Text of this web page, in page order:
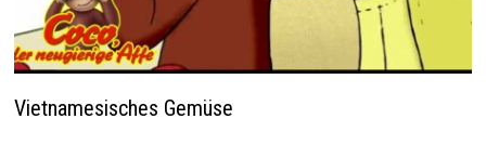
Vietnamesisches Gemüse